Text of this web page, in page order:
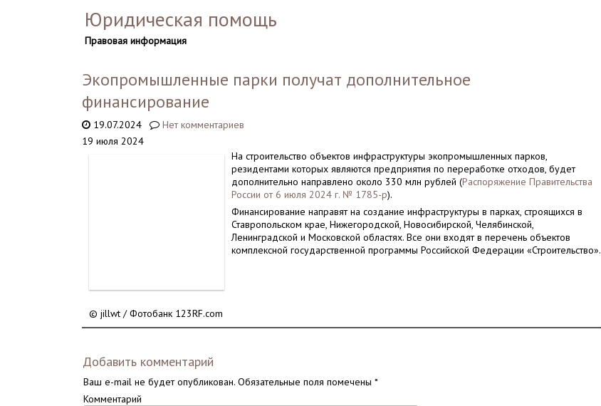
Юридическая помощь
Правовая информация
Экопромышленные парки получат дополнительное
финансирование
19.07.2024
Нет комментариев
19 июля 2024
© jillwt / Фотобанк 123RF.com
На строительство объектов инфраструктуры экопромышленных парков,
резидентами которых являются предприятия по переработке отходов, будет
дополнительно направлено около 330 млн рублей (Распоряжение Правительства
России от 6 июля 2024 г. № 1785-р).
Финансирование направят на создание инфраструктуры в парках, строящихся в
Ставропольском крае, Нижегородской, Новосибирской, Челябинской,
Ленинградской и Московской областях. Все они входят в перечень объектов
комплексной государственной программы Российской Федерации «Строительство».
Добавить комментарий
Ваш e-mail не будет опубликован. Обязательные поля помечены*
Комментарий